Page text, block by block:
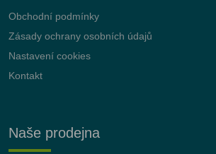
Obchodní podmínky
Zásady ochrany osobních údajů
Nastavení cookies
Kontakt
Naše prodejna